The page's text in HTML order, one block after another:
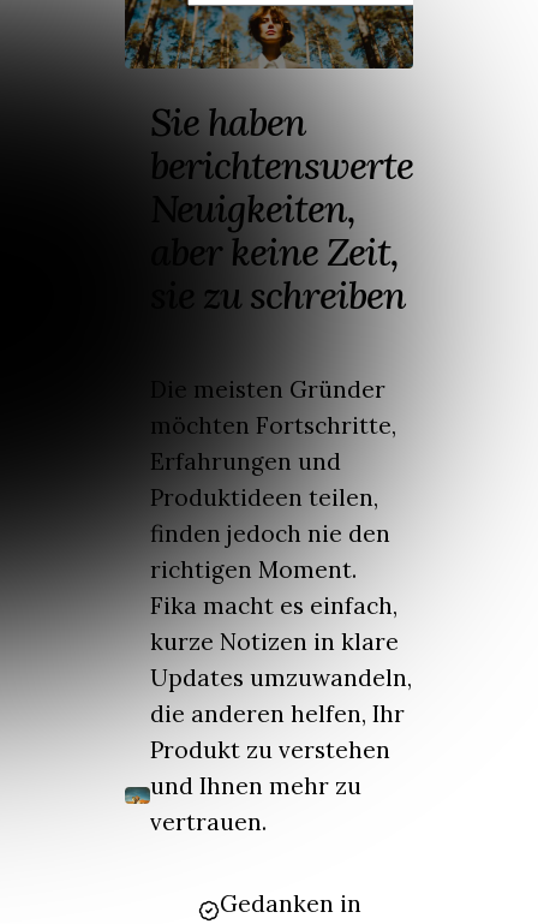
Sie haben
berichtenswerte
Neuigkeiten,
aber keine Zeit,
sie zu schreiben
Die meisten Gründer
möchten Fortschritte,
Erfahrungen und
Produktideen teilen,
finden jedoch nie den
richtigen Moment.
Fika macht es einfach,
kurze Notizen in klare
Updates umzuwandeln,
die anderen helfen, Ihr
Produkt zu verstehen
und Ihnen mehr zu
vertrauen.
Gedanken in